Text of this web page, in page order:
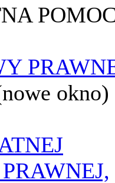
okno)